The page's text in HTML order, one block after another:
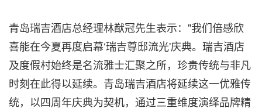
青岛瑞吉酒店总经理林猷冠先生表示："我们倍感欣
喜能在今夏再度启幕‘瑞吉尊邸流光'庆典。瑞吉酒店
及度假村始终是名流雅士汇聚之所，珍贵传统与非凡
时刻在此得以延续。青岛瑞吉酒店将延续这一优雅传
统，以四周年庆典为契机，通过三重维度演绎品牌精